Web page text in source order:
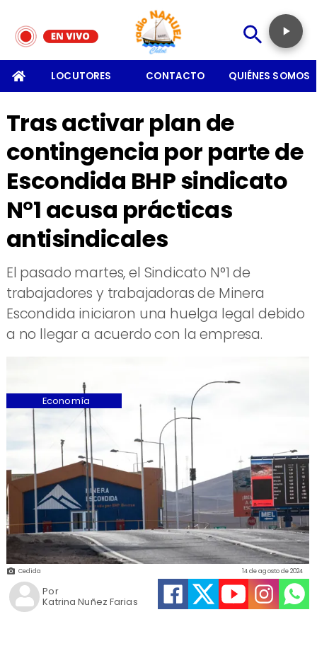
LOCUTORES CONTACTO QUIÉNES SOMOS
Tras activar plan de
contingencia por parte de
Escondida BHP sindicato
N°1 acusa prácticas
antisindicales
El pasado martes, el Sindicato N°1 de
trabajadores y trabajadoras de Minera
Escondida iniciaron una huelga legal debido
a no llegar a acuerdo con la empresa.
Cedida
Katrina Nuñez Farias
14 de agosto de 2024
Economía
Por